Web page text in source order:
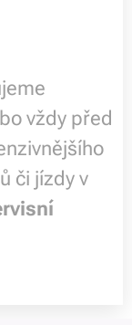
vždy před
či jízdy v